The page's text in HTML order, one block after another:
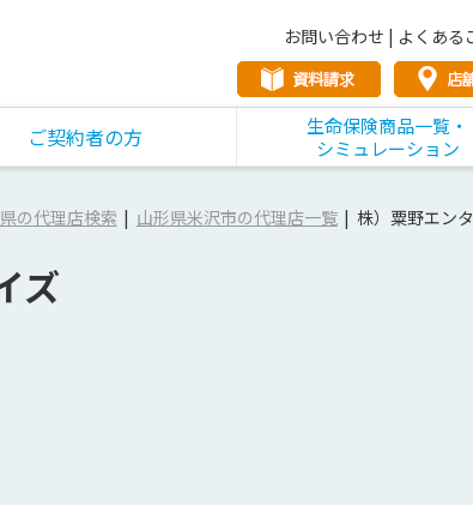
お問い合わせ | よくある
ご契約者の方
生命保険商品一覧・
シミュレーション
の代理店検索 山形県米沢市の代理店一覧 株）粟野エン
ズ